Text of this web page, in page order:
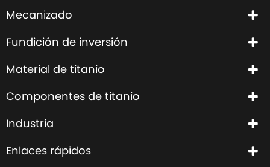
Mecanizado
Fundición de inversión
Material de titanio
Componentes de titanio
Industria
Enlaces rápidos